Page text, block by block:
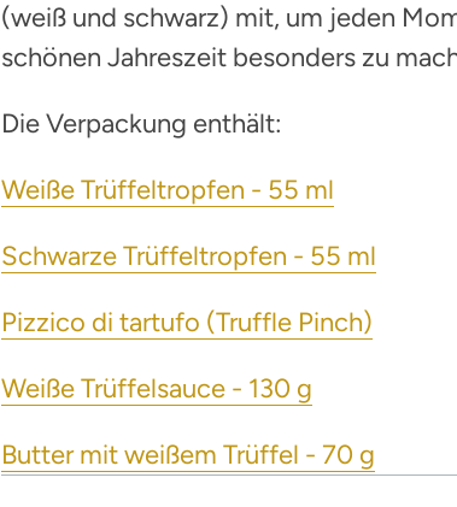
(weiß und schwarz) mit, um jeden
schönen Jahreszeit besonders zu
Die Verpackung enthält:
Weiße Trüffeltropfen - 55 ml
Schwarze Trüffeltropfen - 55 ml
Pizzico di tartufo (Truffle Pinch)
Weiße Trüffelsauce - 130 g
Butter mit weißem Trüffel - 70 g